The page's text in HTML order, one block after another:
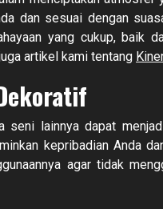
dan sesuai dengan
yang cukup, baik
artikel kami tentang
lainnya dapat
kepribadian Anda
agar tidak